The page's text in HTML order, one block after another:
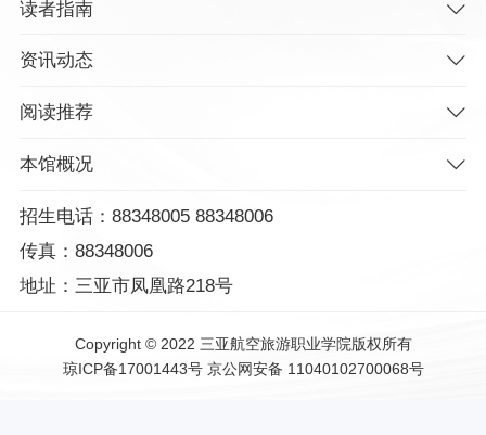
读者指南
资讯动态
阅读推荐
本馆概况
招生电话：88348005 88348006
传真：88348006
地址：三亚市凤凰路218号
Copyright © 2022 三亚航空旅游职业学院版权所有
琼ICP备17001443号 京公网安备 11040102700068号